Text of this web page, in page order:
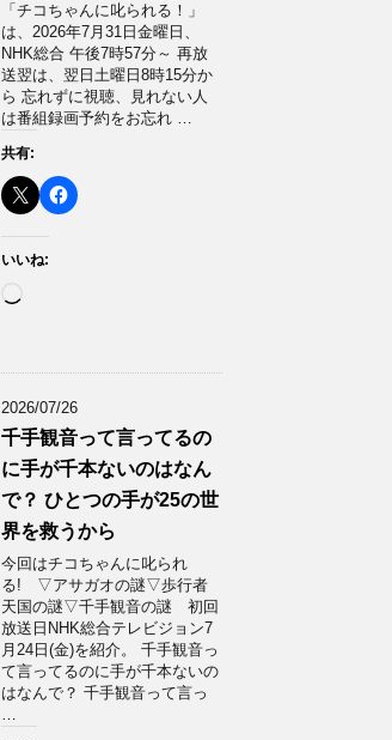
「チコちゃんに叱られる！」​
は、2026年7月31日金曜日、
NHK総合 午後7時57分～ 再放
送翌は、翌日土曜日8時15分か
ら 忘れずに視聴、見れない人
は番組録画予約をお忘れ …
共有:
いいね:
み
2026/07/26
千手観音って言ってるの
に手が千本ないのはなん
で？ ひとつの手が25の世
界を救うから
今回はチコちゃんに叱られ
る! ▽アサガオの謎▽歩行者
天国の謎▽千手観音の謎 初回
放送日NHK総合テレビジョン7
月24日(金)を紹介。 千手観音っ
て言ってるのに手が千本ないの
はなんで？ 千手観音って言っ
…